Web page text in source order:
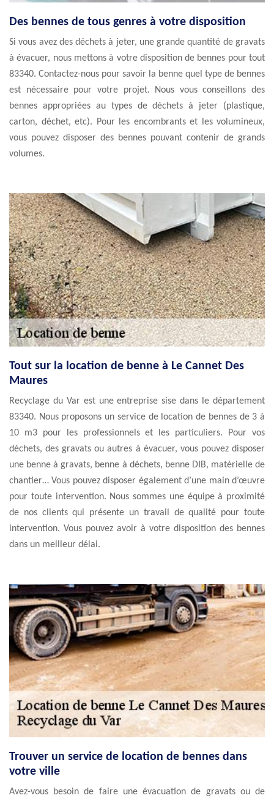
Des bennes de tous genres à votre disposition
Si vous avez des déchets à jeter, une grande quantité de gravats
à évacuer, nous mettons à votre disposition de bennes pour tout
83340. Contactez-nous pour savoir la benne quel type de bennes
est nécessaire pour votre projet. Nous vous conseillons des
bennes appropriées au types de déchets à jeter (plastique,
carton, déchet, etc). Pour les encombrants et les volumineux,
vous pouvez disposer des bennes pouvant contenir de grands
volumes.
Tout sur la location de benne à Le Cannet Des
Maures
Recyclage du Var est une entreprise sise dans le département
83340. Nous proposons un service de location de bennes de 3 à
10 m3 pour les professionnels et les particuliers. Pour vos
déchets, des gravats ou autres à évacuer, vous pouvez disposer
une benne à gravats, benne à déchets, benne DIB, matérielle de
chantier… Vous pouvez disposer également d’une main d’œuvre
pour toute intervention. Nous sommes une équipe à proximité
de nos clients qui présente un travail de qualité pour toute
intervention. Vous pouvez avoir à votre disposition des bennes
dans un meilleur délai.
Trouver un service de location de bennes dans
votre ville
Avez-vous besoin de faire une évacuation de gravats ou de